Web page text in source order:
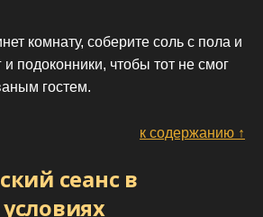
комнату, соберите соль с пола и
и подоконники, чтобы тот не смог
гостем.
к содержанию ↑
сеанс в